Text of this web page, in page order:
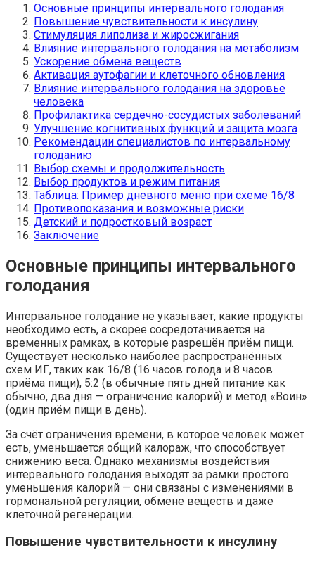
Основные принципы интервального голодания
Повышение чувствительности к инсулину
Стимуляция липолиза и жиросжигания
Влияние интервального голодания на метаболизм
Ускорение обмена веществ
Активация аутофагии и клеточного обновления
Влияние интервального голодания на здоровье
человека
Профилактика сердечно-сосудистых заболеваний
Улучшение когнитивных функций и защита мозга
Рекомендации специалистов по интервальному
голоданию
Выбор схемы и продолжительность
Выбор продуктов и режим питания
Таблица: Пример дневного меню при схеме 16/8
Противопоказания и возможные риски
Детский и подростковый возраст
Заключение
Основные принципы интервального
голодания
Интервальное голодание не указывает, какие продукты
необходимо есть, а скорее сосредотачивается на
временных рамках, в которые разрешён приём пищи.
Существует несколько наиболее распространённых
схем ИГ, таких как 16/8 (16 часов голода и 8 часов
приёма пищи), 5:2 (в обычные пять дней питание как
обычно, два дня — ограничение калорий) и метод «Воин»
(один приём пищи в день).
За счёт ограничения времени, в которое человек может
есть, уменьшается общий калораж, что способствует
снижению веса. Однако механизмы воздействия
интервального голодания выходят за рамки простого
уменьшения калорий — они связаны с изменениями в
гормональной регуляции, обмене веществ и даже
клеточной регенерации.
Повышение чувствительности к инсулину